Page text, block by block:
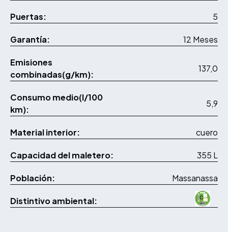
Puertas: 5
Garantía: 12 Meses
Emisiones
combinadas(g/km):
137,0
Consumo medio(l/100
km):
5,9
Material interior: cuero
Capacidad del maletero: 355 L
Población: Massanassa
Distintivo ambiental: